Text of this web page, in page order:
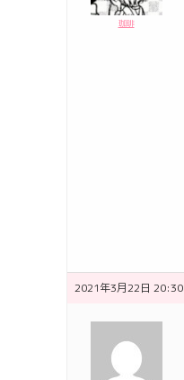
珈琲
2021年3月22日 20:30